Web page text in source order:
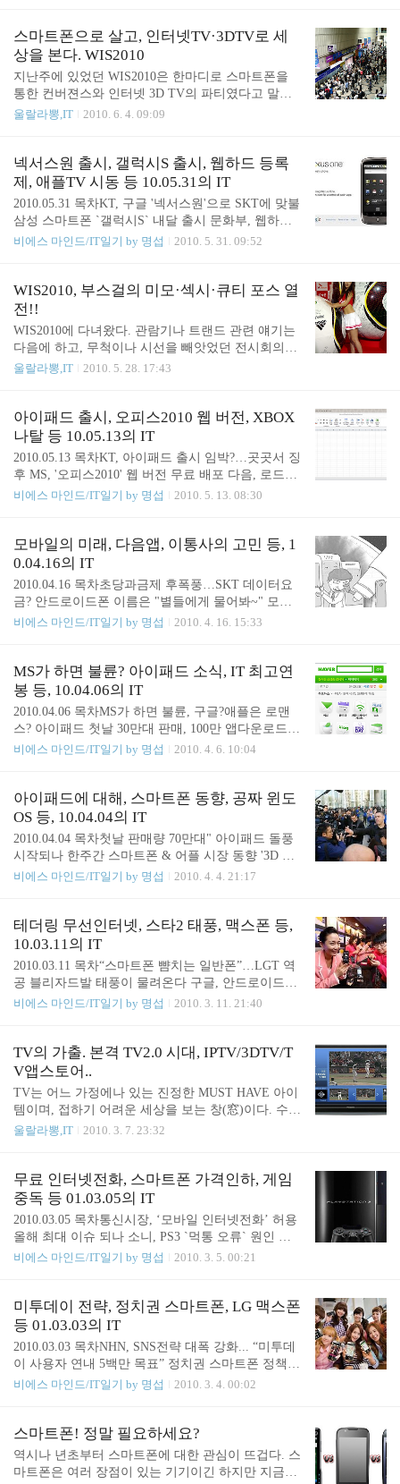
다. OZ스마트55 요금제는 ..
플'에 앱업계 정면 대응 통신업계, 개인용 ‘이동전화
+인터넷전화’ 전쟁 불붙었다 - [위로] 디지털데일리
관련 기사 통신업계, ‘개인’에서 ‘가족’으로 요금 경
쟁 ‘진화’ 통신업계, 개인용 ‘이동전화+인터넷전화’
전쟁 불붙었다 LG텔레콤의 반란 성공할 수 있을까
통합LGT에서 드디어 전쟁을 시작하는 가 보다. 가족
하고 그 금액의 최대 2배까지 이용할 수 있는 '온국민
은 요' 요금제..
스마트폰으로 살고, 인터넷TV·3DTV로 세
상을 본다. WIS2010
지난주에 있었던 WIS2010은 한마디로 스마트폰을
통한 컨버젼스와 인터넷 3D TV의 파티였다고 말할
수 있겠다. 항상 그렇듯 국내 IT 대기업들은 저마다
는 사명을 띄고 있는듯했다. 관련 포스트 - LG 옵티
머스Q(OptimusQ) 트랙볼·터치스크린 성능을 동영상
으로 확인 - WIS2010, 부스걸의 미모·섹시·큐티 포스
열전!! 내가 방문한 날은 일반 관람이 가능한 마지막
날이었다. 그래서인지 예전보다 많은 사람들이 전시
회를 가득 메우고 있었다. 흥미를 끌만한 부스에는
마트폰의 세상과 소통하기 처음 눈에 띈 SKT의 부스
에는 안드로이드폰이 가득했다. 공..
울랄라뽕,IT 2010. 6. 4. 09:09
넥서스원 출시, 갤럭시S 출시, 웹하드 등록
제, 애플TV 시동 등 10.05.31의 IT
2010.05.31 목차KT, 구글 '넥서스원'으로 SKT에 맞불
삼성 스마트폰 `갤럭시S` 내달 출시 문화부, 웹하드
등록제 도입 검토 쇼핑캐스트 또 대대적개편…쇼핑
- [위로] ZDNet 기사보기 KT가 아이폰에 이어 구글
안드로이드폰인 넥서스원을 도입한다고 발표했다.
처음 넥서스원이 나올때 만 해도 이만한 폰이 없었고
국내 얼리어답터 수백명도 폰을 어렵게 구매해서 사
용하고 있다. 하지만 지금은 넥서스원이 성공하기에
는 몇가지 문제점이 있다. - 이미 넥서스원을 능가하
Q, 갤럭시S 등) - 넥서스원의 제조사인 HTC에서 새
로 내놓는 디자이어가 더..
비에스 마인드/IT일기 by 명섭 2010. 5. 31. 09:52
WIS2010, 부스걸의 미모·섹시·큐티 포스 열
전!!
WIS2010에 다녀왔다. 관람기나 트랜드 관련 얘기는
다음에 하고, 무척이나 시선을 빼앗었던 전시회의
꽃, 부스걸에 대해 먼저 소개한다. 여느때와 마찬가
터 함께하시라~ ※ 모든 사진은 클릭하면 큰 사진으
로 볼 수 있다. SK텔레콤 부스의 부스걸이다. 월드컵
특수가 WIS2010 안에 가득했다. SKT에서도 월드컵
관련 행사로 방문객의 시선을 끌고 있었다. 삼성 LE
D TV 앞에서 포즈를 취하던 부스걸이다. 이번 WIS2
010에서 가장 눈에 띈 미모가 아닌가 생각한다. 내 카
깜찍한 표정과 눈웃음이 매력적이다. 부스걸의 미모
에 제품들이 묻히는 경향이 ..
울랄라뽕,IT 2010. 5. 28. 17:43
아이패드 출시, 오피스2010 웹 버전, XBOX
나탈 등 10.05.13의 IT
2010.05.13 목차KT, 아이패드 출시 임박?…곳곳서 징
후 MS, '오피스2010' 웹 버전 무료 배포 다음, 로드뷰
로 '대박' 노린다 페이스북, 인터넷 광고 야후 압도 소
라 프로젝트 나탈 10월 출시할 듯 KT, 아이패드 출시
임박?…곳곳서 징후 - [위로] ZDNET 기사보기 아이
패드도 KT가 지르려나? 그동안 비슷한 소문이나 가
능성은 간간이 들렸었지만 가능성이 높다는 얘기는
많지 않았다. 이 기사에서는 몇가지 징후를 들어 가
능성의 무게를 더하고 있다. #1. 애플, 아이패드 출시
무선공유기 애그(단비) 출시…왜? #3. KT, 경쟁사 스
마..
비에스 마인드/IT일기 by 명섭 2010. 5. 13. 08:30
모바일의 미래, 다음앱, 이통사의 고민 등, 1
0.04.16의 IT
2010.04.16 목차초당과금제 후폭풍…SKT 데이터요
금? 안드로이드폰 이름은 "별들에게 물어봐~" 모바
일의 미래는 ‘웹’인가 ‘앱’인가 ‘Daum’ 앱 하나로 다
공룡 게임개발사 탄생…파급력은? 초당과금제 후폭
풍…SKT 데이터요금? - [위로] ZDNET 기사보기 KT
와 LGT에게는 SKT가 치고 나간 초당과금제의 도입
압박이, SKT에게는 KT와 LGT가 치고 나간 무선데
이터 요금인하 압박으로 이어지고 있다. 정말 좋은
일이지. 그동안의 폭리(?)가 조금이나마 해소되지 않
가 우대받는 세상 아니겠어? 안드로이드폰 이름은
"별들에게 물어봐~" - ..
비에스 마인드/IT일기 by 명섭 2010. 4. 16. 15:33
MS가 하면 불륜? 아이패드 소식, IT 최고연
봉 등, 10.04.06의 IT
2010.04.06 목차MS가 하면 불륜, 구글?애플은 로맨
스? 아이패드 첫날 30만대 판매, 100만 앱다운로드
돌파 지난해 세계 IT CEO연봉 랭킹은? 오픈소스 라
패드` 출시 하루만에 잠금장치 풀렸다 MS가 하면 불
륜, 구글?애플은 로맨스? - [위로] 디지털데일리 기사
보기 네이버가 구글의 안드로이드폰이나 애플의 아
이폰에서 웹브라우저 검색사이트를 사용자가 선택할
수 있도록 해달라는 요구를 했다고 한다. 어처구니
없다고 생각하시는 분 들~~ 마이크로소프트가 만든
있도록 요구하여 관철된 것을 생각한다면 어떤 생각
이 드시는 지? 한번쯤 생각해볼 만 기사라는..
비에스 마인드/IT일기 by 명섭 2010. 4. 6. 10:04
아이패드에 대해, 스마트폰 동향, 공짜 윈도
OS 등, 10.04.04의 IT
2010.04.04 목차첫날 판매량 70만대" 아이패드 돌풍
시작되나 한주간 스마트폰 & 어플 시장 동향 '3D 터
치스마트폰' 시대 열린다 왜 아이패드 UX를 주목하
대" 아이패드 돌풍 시작되나 - [위로] ZDNET 기사보
기참 말 많던 애플의 아이패드(ipad)가 4월 3일 판매
에 들어갔으며, 첫날 6~70만대를 판매하면서 성공적
인 데뷰를 하게 되었다. 이 수치는 경쟁업체의 판매
수량과 비교가 되지 않는 판매량이며, 가장 성공적인
데뷰가 될 것이라고 한다. 국내에도 판매가 되어 내
어플 시장 동향 - [위로] 디지털데일리 기사보기 구글
안드로이드마켓..
비에스 마인드/IT일기 by 명섭 2010. 4. 4. 21:17
테더링 무선인터넷, 스타2 태풍, 맥스폰 등,
10.03.11의 IT
2010.03.11 목차“스마트폰 뺨치는 일반폰”…LGT 역
공 블리자드발 태풍이 물려온다 구글, 안드로이드마
켓 철수할까 통신3사, 무선인터넷 판도라의 상자 ‘테
로] ZDNET 기사보기 LG전자의 맥스(MAXX)폰은
처음 공개되었을 때부터 세간의 관심을 받아왔고, L
G텔레콤을 통해 출시되자마자 기대 이상으로 그 존
재감이 상당하다. 왠만한 스마트폰보다 더 좋은 스팩
을 갖추고, WiFi를 통한 무선인터넷까지 이용할 수
있으니 꼭 스마트폰이 필요치않은 분들에게는 아주
를 몰아 모바일 인터넷 1위를 향해 달린다며 '오즈 2.
0' 서비스를 발표했다. -..
비에스 마인드/IT일기 by 명섭 2010. 3. 11. 21:40
TV의 가출. 본격 TV2.0 시대, IPTV/3DTV/T
V앱스토어..
TV는 어느 가정에나 있는 진정한 MUST HAVE 아이
템이며, 접하기 어려운 세상을 보는 창(窓)이다. 수십
년동안 변함없이 이러한 모습을 유지해오던 TV가 몇
V를 해방시키다. 야구를 보면서 선수 프로필 및 동영
상 검색, (출처 : 디지털데일리) KT의 쿡(QOOK), SK
브로드앤 IPTV, LG텔레콤의 myLGtv 등은 기존의 T
V에 셋톱박스를 장착하여 드라마/뉴스/영화/스포츠
등을 언제나 선택해서 볼 수 있도록 하고 있으며, 이
것을 IPTV라고 생각하는 사람들이 많다. (물론 그 이
디오 서비스(VOD)라 말해야 하며, 쌍방향 서비..
울랄라뽕,IT 2010. 3. 7. 23:32
무료 인터넷전화, 스마트폰 가격인하, 게임
중독 등 01.03.05의 IT
2010.03.05 목차통신시장, ‘모바일 인터넷전화’ 허용
올해 최대 이슈 되나 소니, PS3 `먹통 오류` 원인 해
명 CJ인터넷, G마켓 채널 서비스 `날개` 달다 스마트
부…딸은 굶는데 `사이버 딸` 집착 내달 16개 은행 스
마트폰 뱅킹서비스 통신시장, ‘모바일 인터넷전화’
허용 올해 최대 이슈 되나 - [위로] 디지털데일리 기
사보기 드디어 올것이 오는가 보다. 세계 휴대폰 1위
업체 노키아가 스카이프와 협력하여 무료로 무선 인
터넷전화를 사용할 수 있게 한다고 한다. 노키아가
가 아닌가 생각한다. 노키아의 이러한 결정에 이동통
신사의 반응이 무척 ..
비에스 마인드/IT일기 by 명섭 2010. 3. 5. 00:21
미투데이 전략, 정치권 스마트폰, LG 맥스폰
등 01.03.03의 IT
2010.03.03 목차NHN, SNS전략 대폭 강화... “미투데
이 사용자 연내 5백만 목표” 정치권 스마트폰 정책 `
봇물` “스마트폰 덤벼”…LG電, 초고속 '맥스폰' 출시
화... “미투데이 사용자 연내 5백만 목표” - [위로] 디
지털데일리 기사보기 NHN은 미투데이 사용자를 500
만명 이상으로 목표를 잡는다고 한다. 숙제로 생각하
비에스 마인드/IT일기 by 명섭 2010. 3. 4. 00:02
스마트폰! 정말 필요하세요?
역시나 년초부터 스마트폰에 대한 관심이 뜨겁다. 스
마트폰은 여러 장점이 있는 기기이긴 하지만 지금과